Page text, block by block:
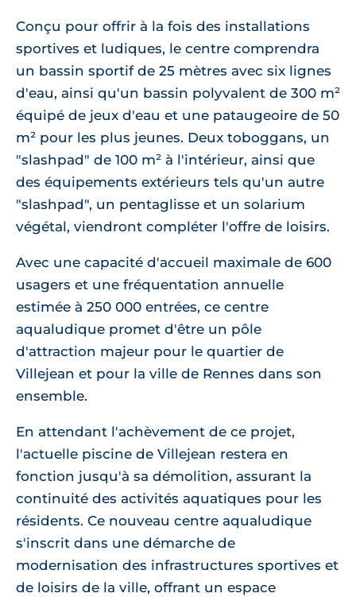
Conçu pour offrir à la fois des installations
sportives et ludiques, le centre comprendra
un bassin sportif de 25 mètres avec six lignes
d'eau, ainsi qu'un bassin polyvalent de 300 m²
équipé de jeux d'eau et une pataugeoire de 50
m² pour les plus jeunes. Deux toboggans, un
"slashpad" de 100 m² à l'intérieur, ainsi que
des équipements extérieurs tels qu'un autre
"slashpad", un pentaglisse et un solarium
végétal, viendront compléter l'offre de loisirs.
Avec une capacité d'accueil maximale de 600
usagers et une fréquentation annuelle
estimée à 250 000 entrées, ce centre
aqualudique promet d'être un pôle
d'attraction majeur pour le quartier de
Villejean et pour la ville de Rennes dans son
ensemble.
En attendant l'achèvement de ce projet,
l'actuelle piscine de Villejean restera en
fonction jusqu'à sa démolition, assurant la
continuité des activités aquatiques pour les
résidents. Ce nouveau centre aqualudique
s'inscrit dans une démarche de
modernisation des infrastructures sportives et
de loisirs de la ville, offrant un espace